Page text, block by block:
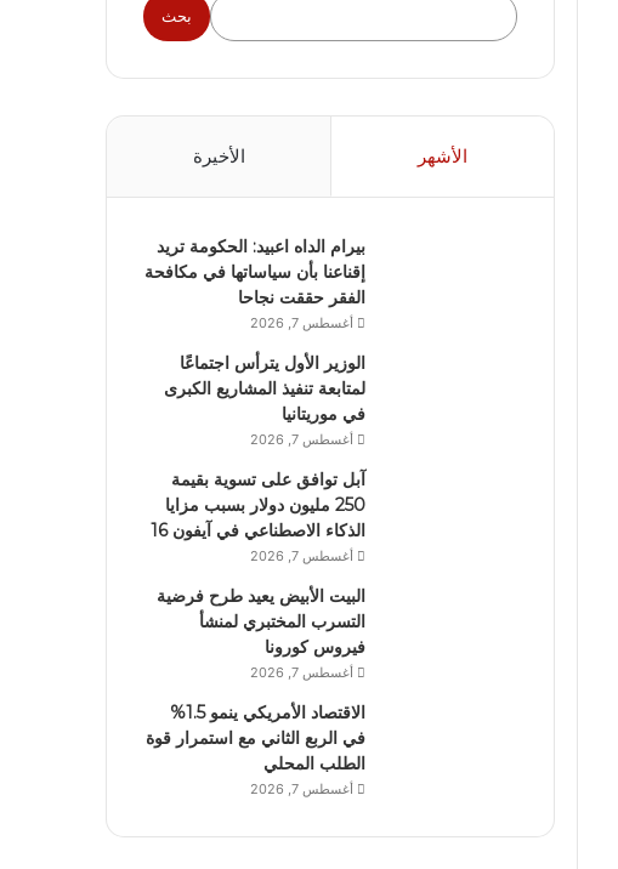
بحث
الأشهر الأخيرة
بيرام الداه اعبيد: الحكومة تريد
إقناعنا بأن سياساتها في مكافحة
الفقر حققت نجاحا
أغسطس 7, 2026
الوزير الأول يترأس اجتماعًا
لمتابعة تنفيذ المشاريع الكبرى
في موريتانيا
أغسطس 7, 2026
آبل توافق على تسوية بقيمة
250 مليون دولار بسبب مزايا
الذكاء الاصطناعي في آيفون 16
أغسطس 7, 2026
البيت الأبيض يعيد طرح فرضية
التسرب المختبري لمنشأ
فيروس كورونا
أغسطس 7, 2026
الاقتصاد الأمريكي ينمو 1.5%
في الربع الثاني مع استمرار قوة
الطلب المحلي
أغسطس 7, 2026